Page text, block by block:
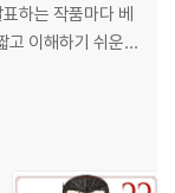
하는 작품마다 베
고 이해하기 쉬운
는 짜임새있는 일
평을 받고 있다.
에서만 950